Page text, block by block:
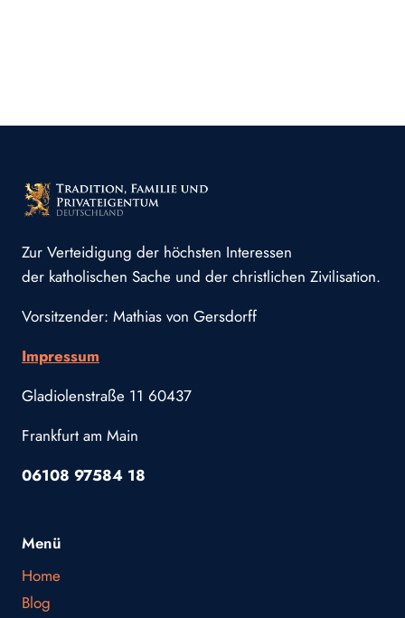
Zur Verteidigung der höchsten Interessen
der katholischen Sache und der christlichen Zivilisation.
Vorsitzender: Mathias von Gersdorff
Impressum
Gladiolenstraße 11 60437
Frankfurt am Main
06108 97584 18
Menü
Home
Blog